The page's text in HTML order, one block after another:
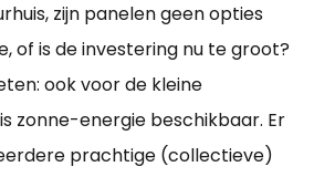
zijn panelen geen opties
of is de investering nu te groot?
ook voor de kleine
zonne-energie beschikbaar. Er
prachtige (collectieve)